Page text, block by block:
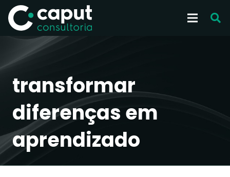
transformar
diferenças em
aprendizado